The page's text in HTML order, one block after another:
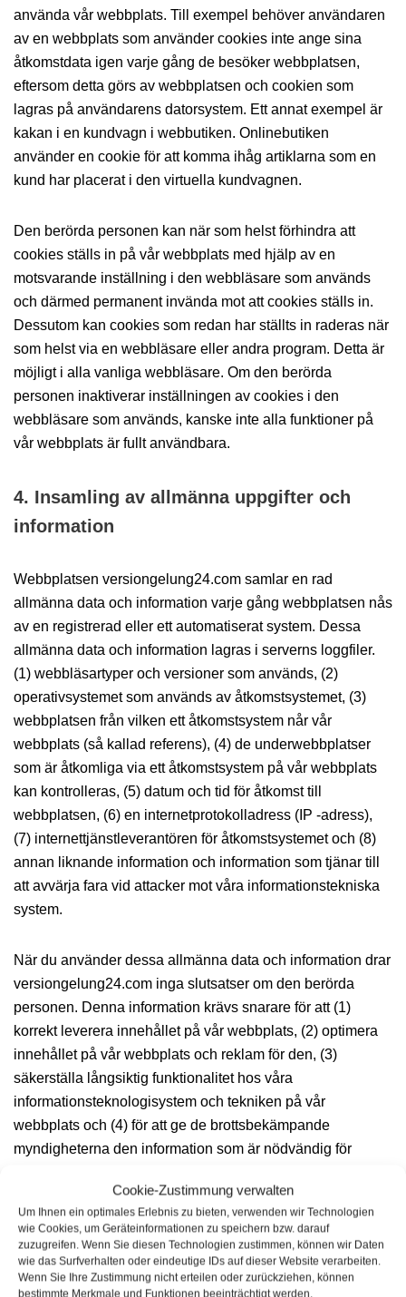
Cookie-Zustimmung verwalten
Um Ihnen ein optimales Erlebnis zu bieten, verwenden wir Technologien
wie Cookies, um Geräteinformationen zu speichern bzw. darauf
zuzugreifen. Wenn Sie diesen Technologien zustimmen, können wir Daten
wie das Surfverhalten oder eindeutige IDs auf dieser Website verarbeiten.
Wenn Sie Ihre Zustimmung nicht erteilen oder zurückziehen, können
bestimmte Merkmale und Funktionen beeinträchtigt werden.
använda vår webbplats. Till exempel behöver användaren
av en webbplats som använder cookies inte ange sina
åtkomstdata igen varje gång de besöker webbplatsen,
eftersom detta görs av webbplatsen och cookien som
lagras på användarens datorsystem. Ett annat exempel är
kakan i en kundvagn i webbutiken. Onlinebutiken
använder en cookie för att komma ihåg artiklarna som en
kund har placerat i den virtuella kundvagnen.
Den berörda personen kan när som helst förhindra att
cookies ställs in på vår webbplats med hjälp av en
motsvarande inställning i den webbläsare som används
och därmed permanent invända mot att cookies ställs in.
Dessutom kan cookies som redan har ställts in raderas när
som helst via en webbläsare eller andra program. Detta är
möjligt i alla vanliga webbläsare. Om den berörda
personen inaktiverar inställningen av cookies i den
webbläsare som används, kanske inte alla funktioner på
vår webbplats är fullt användbara.
4. Insamling av allmänna uppgifter och
information
Webbplatsen versiongelung24.com samlar en rad
allmänna data och information varje gång webbplatsen nås
av en registrerad eller ett automatiserat system. Dessa
allmänna data och information lagras i serverns loggfiler.
(1) webbläsartyper och versioner som används, (2)
operativsystemet som används av åtkomstsystemet, (3)
webbplatsen från vilken ett åtkomstsystem når vår
webbplats (så kallad referens), (4) de underwebbplatser
som är åtkomliga via ett åtkomstsystem på vår webbplats
kan kontrolleras, (5) datum och tid för åtkomst till
webbplatsen, (6) en internetprotokolladress (IP -adress),
(7) internettjänstleverantören för åtkomstsystemet och (8)
annan liknande information och information som tjänar till
att avvärja fara vid attacker mot våra informationstekniska
system.
När du använder dessa allmänna data och information drar
versiongelung24.com inga slutsatser om den berörda
personen. Denna information krävs snarare för att (1)
korrekt leverera innehållet på vår webbplats, (2) optimera
innehållet på vår webbplats och reklam för den, (3)
säkerställa långsiktig funktionalitet hos våra
informationsteknologisystem och tekniken på vår
webbplats och (4) för att ge de brottsbekämpande
myndigheterna den information som är nödvändig för
anonymt insamlade data och information utvärderas därför
statistiskt och vidare av versiongelung24.com i syfte att öka
dataskyddet och datasäkerheten i vårt företag för att i
slutändan säkerställa en optimal skyddsnivå för de
personuppgifter som behandlas av oss. Den anonyma